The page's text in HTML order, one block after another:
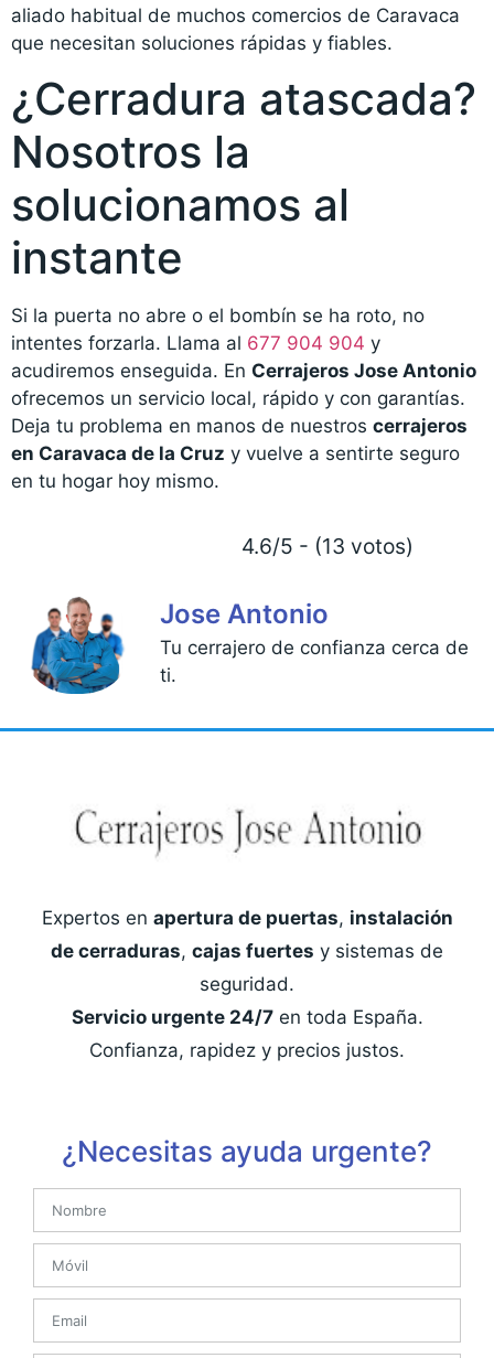
aliado habitual de muchos comercios de Caravaca
que necesitan soluciones rápidas y fiables.
¿Cerradura atascada?
Nosotros la
solucionamos al
instante
Si la puerta no abre o el bombín se ha roto, no
intentes forzarla. Llama al 677 904 904 y
acudiremos enseguida. En Cerrajeros Jose Antonio
ofrecemos un servicio local, rápido y con garantías.
Deja tu problema en manos de nuestros cerrajeros
en Caravaca de la Cruz y vuelve a sentirte seguro
en tu hogar hoy mismo.
4.6/5 - (13 votos)
Jose Antonio
Tu cerrajero de confianza cerca de
ti.
Expertos en apertura de puertas, instalación
de cerraduras, cajas fuertes y sistemas de
seguridad.
Servicio urgente 24/7en toda España.
Confianza, rapidez y precios justos.
¿Necesitas ayuda urgente?